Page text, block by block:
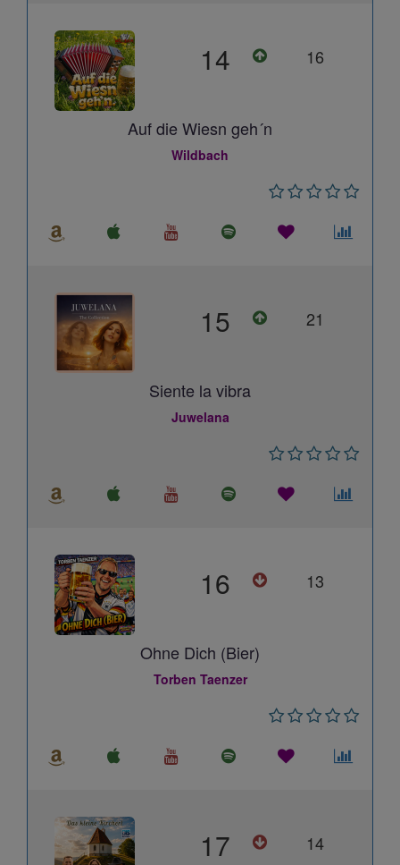
14 16
Auf die Wiesn geh´n
Wildbach
15 21
Siente la vibra
Juwelana
16 13
Ohne Dich (Bier)
Torben Taenzer
17 14